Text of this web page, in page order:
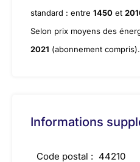
standard : entre 1450 et
Selon prix moyens des
2021 (abonnement compris).
Informations
Code postal : 44210